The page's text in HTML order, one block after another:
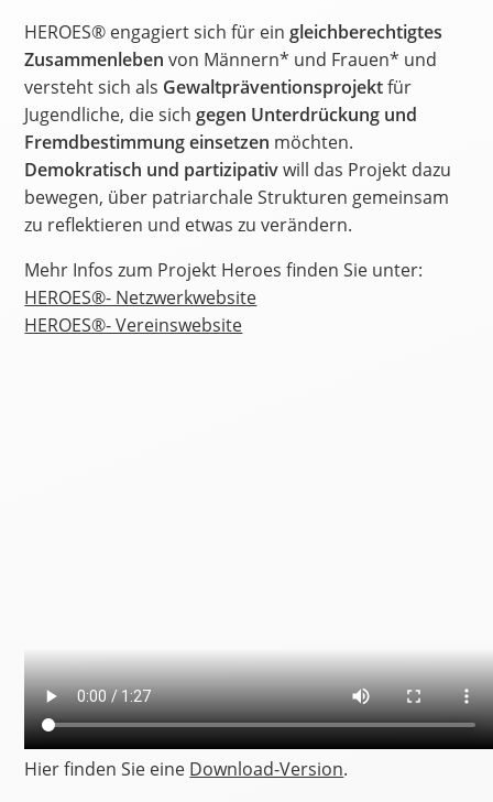
HEROES® engagiert sich für eingleichberechtigtes
Zusammenleben von Männern* und Frauen* und
versteht sich als Gewaltpräventionsprojektfür
Jugendliche, die sichgegen Unterdrückung und
Fremdbestimmung einsetzen möchten.
Demokratisch und partizipativwill das Projekt dazu
bewegen, über patriarchale Strukturen gemeinsam
zu reflektieren und etwas zu verändern.
Mehr Infos zum Projekt Heroes finden Sie unter:
HEROES®- Netzwerkwebsite
HEROES®- Vereinswebsite
Hier finden Sie eine Download-Version.